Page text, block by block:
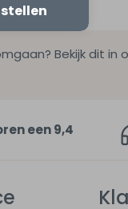
Bekijk dit in
een 9,4